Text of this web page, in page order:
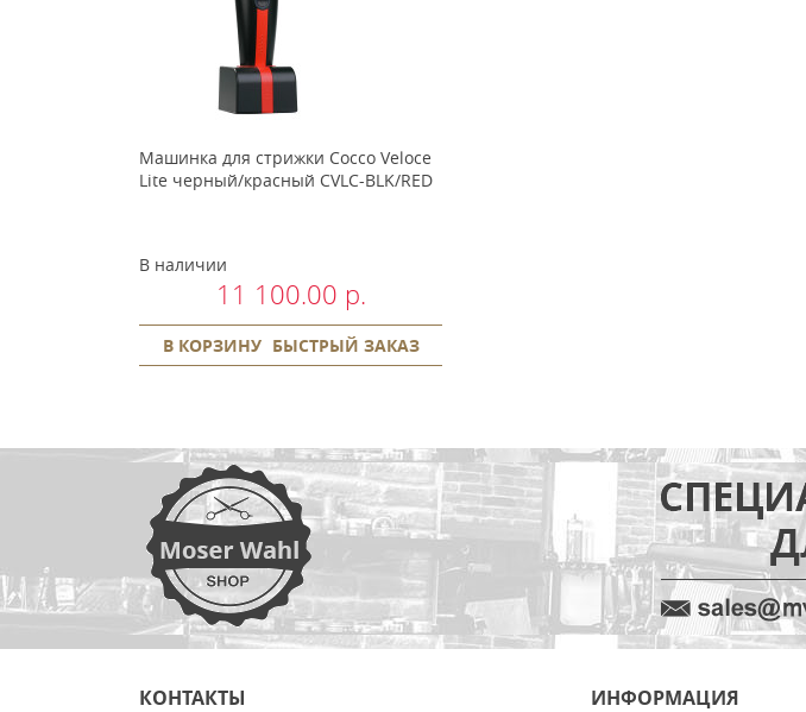
Машинка для стрижки Cocco Veloce
Lite черный/красный CVLC-BLK/RED
В наличии
11 100.00 р.
В КОРЗИНУ БЫСТРЫЙ ЗАКАЗ
КОНТАКТЫ ИНФОРМАЦИЯ